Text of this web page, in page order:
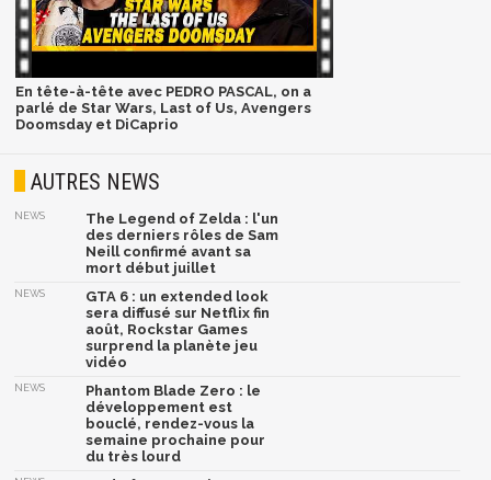
En tête-à-tête avec PEDRO PASCAL, on a
parlé de Star Wars, Last of Us, Avengers
Doomsday et DiCaprio
AUTRES NEWS
NEWS
The Legend of Zelda : l'un
des derniers rôles de Sam
Neill confirmé avant sa
mort début juillet
NEWS
GTA 6 : un extended look
sera diffusé sur Netflix fin
août, Rockstar Games
surprend la planète jeu
vidéo
NEWS
Phantom Blade Zero : le
développement est
bouclé, rendez-vous la
semaine prochaine pour
du très lourd